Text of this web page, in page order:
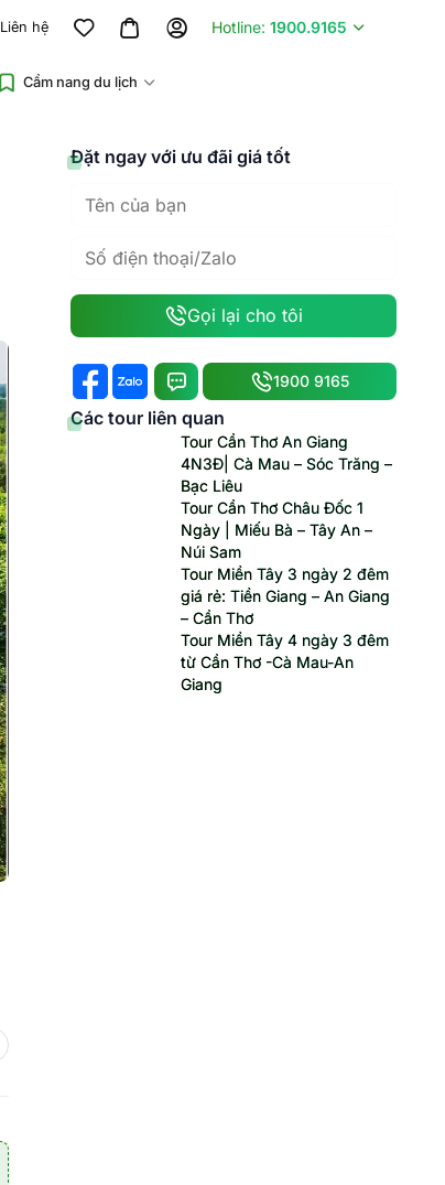
Liên hệ Hotline: 1900.9165
Cẩm nang du lịch
Đặt ngay với ưu đãi giá tốt
Gọi lại cho tôi
1900 9165
Các tour liên quan
Tour Cần Thơ An Giang
4N3Đ| Cà Mau – Sóc Trăng –
Bạc Liêu
Tour Cần Thơ Châu Đốc 1
Ngày | Miếu Bà – Tây An –
Núi Sam
Tour Miền Tây 3 ngày 2 đêm
giá rẻ: Tiền Giang – An Giang
– Cần Thơ
Tour Miền Tây 4 ngày 3 đêm
từ Cần Thơ -Cà Mau-An
Giang